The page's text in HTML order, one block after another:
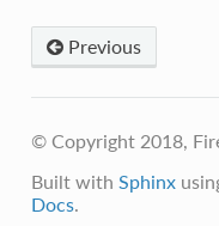
Previous
© Copyright 2018,
Built with Sphinx
Docs.